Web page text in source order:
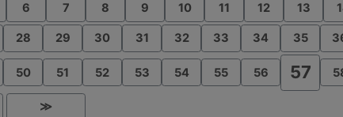
6 7 8 9 10 11 12 13
28 29 30 31 32 33 34 35
50 51 52 53 54 55 56 57
≫